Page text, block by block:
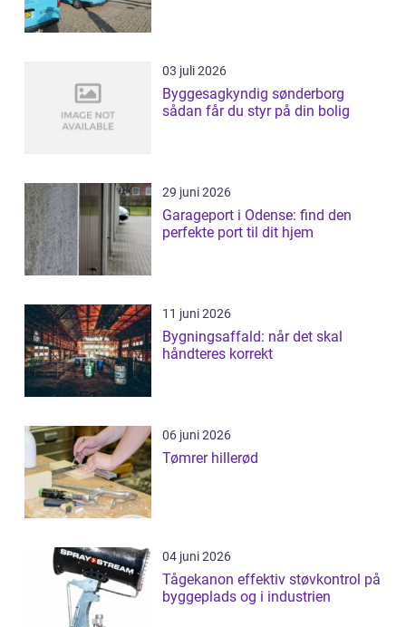
03 juli 2026
Byggesagkyndig sønderborg
sådan får du styr på din bolig
29 juni 2026
Garageport i Odense: find den
perfekte port til dit hjem
11 juni 2026
Bygningsaffald: når det skal
håndteres korrekt
06 juni 2026
Tømrer hillerød
04 juni 2026
Tågekanon effektiv støvkontrol på
byggeplads og i industrien